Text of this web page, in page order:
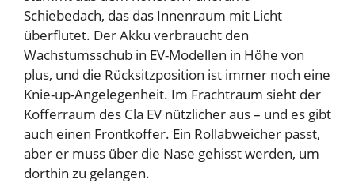
Schiebedach, das das Innenraum mit Licht
überflutet. Der Akku verbraucht den
Wachstumsschub in EV-Modellen in Höhe von
plus, und die Rücksitzposition ist immer noch eine
Knie-up-Angelegenheit. Im Frachtraum sieht der
Kofferraum des Cla EV nützlicher aus – und es gibt
auch einen Frontkoffer. Ein Rollabweicher passt,
aber er muss über die Nase gehisst werden, um
dorthin zu gelangen.